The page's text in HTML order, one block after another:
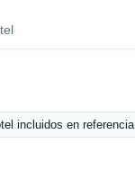
incluidos en referencia